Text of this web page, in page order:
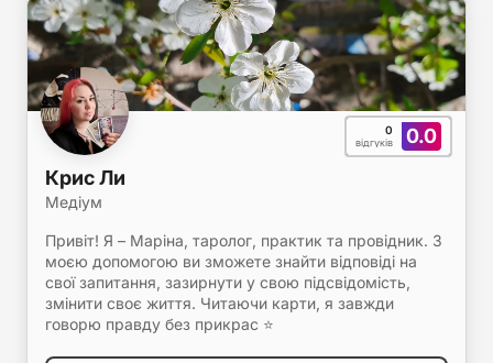
0.0
0
відгуків
Крис Ли
Медіум
Привіт! Я – Маріна, таролог, практик та провідник. З
моєю допомогою ви зможете знайти відповіді на
свої запитання, зазирнути у свою підсвідомість,
змінити своє життя. Читаючи карти, я завжди
говорю правду без прикрас ⭐️